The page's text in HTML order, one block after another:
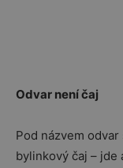
Odvar není čaj
Pod názvem
bylinkový čaj – jde